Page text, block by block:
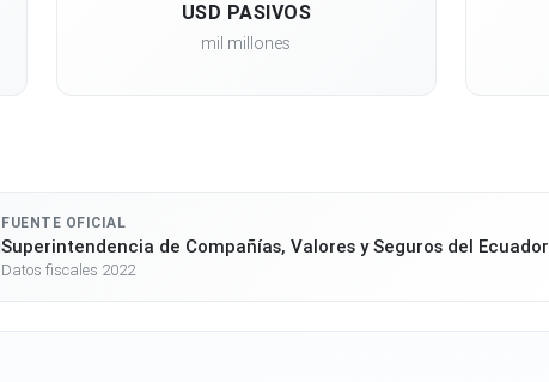
USD PASIVOS
mil millones
FUENTE OFICIAL
Superintendencia de Compañías, Valores y Seguros del Ecuador
Datos fiscales 2022